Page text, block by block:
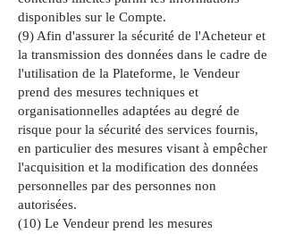
disponibles sur le Compte.
(9) Afin d'assurer la sécurité de l'Acheteur et
la transmission des données dans le cadre de
l'utilisation de la Plateforme, le Vendeur
prend des mesures techniques et
organisationnelles adaptées au degré de
risque pour la sécurité des services fournis,
en particulier des mesures visant à empêcher
l'acquisition et la modification des données
personnelles par des personnes non
autorisées.
(10) Le Vendeur prend les mesures